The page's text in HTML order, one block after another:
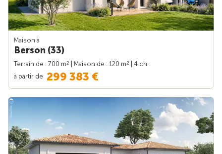
Maison à
Berson (33)
Terrain de : 700 m2 | Maison de : 120 m2
| 4 ch.
à partir de 299 383 €